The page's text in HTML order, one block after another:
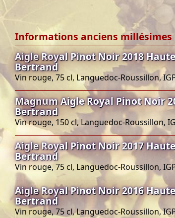
Informations anciens millésimes
Aigle Royal Pinot Noir 2018
Bertrand
Vin rouge, 75 cl, Languedoc-Roussillon,
Magnum Aigle Royal Pinot Noir
Bertrand
Vin rouge, 150 cl, Languedoc-Roussillon,
Aigle Royal Pinot Noir 2017
Bertrand
Vin rouge, 75 cl, Languedoc-Roussillon,
Aigle Royal Pinot Noir 2016
Bertrand
Vin rouge, 75 cl, Languedoc-Roussillon,